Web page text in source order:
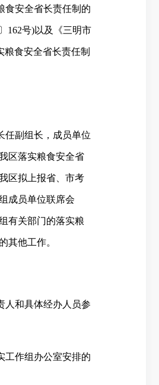
食安全省长责任制的
〕 162号)以及《三明市
食安全省长责任制
任副组长，成员单位
区落实粮食安全省
区拟上报省、市考
成员单位联席会
有关部门的落实粮
其他工作。
人和具体经办人员参
工作组办公室安排的